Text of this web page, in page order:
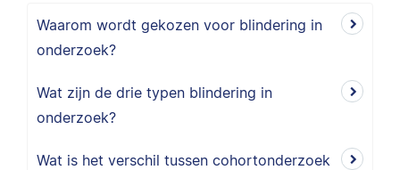
Waarom wordt gekozen voor blindering in
onderzoek?
Wat zijn de drie typen blindering in
onderzoek?
Wat is het verschil tussen cohortonderzoek